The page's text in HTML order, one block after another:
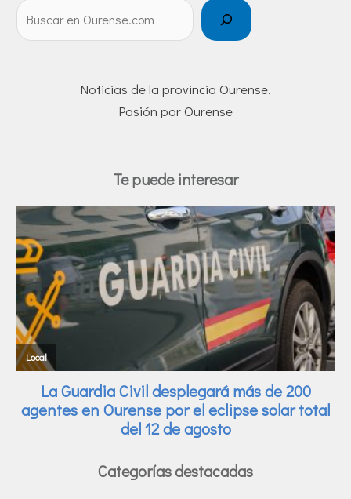
Noticias de la provincia Ourense.
Pasión por Ourense
Te puede interesar
Categorías destacadas